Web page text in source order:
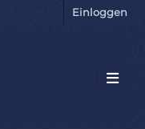
Einloggen